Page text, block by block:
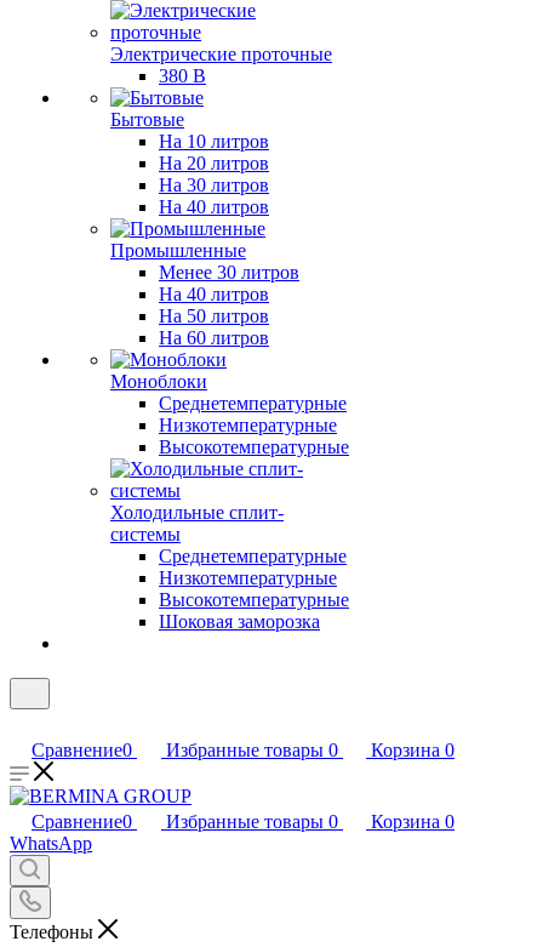
Электрические проточные
380 В
Бытовые
На 10 литров
На 20 литров
На 30 литров
На 40 литров
Промышленные
Менее 30 литров
На 40 литров
На 50 литров
На 60 литров
Моноблоки
Среднетемпературные
Низкотемпературные
Высокотемпературные
Холодильные сплит-
системы
Среднетемпературные
Низкотемпературные
Высокотемпературные
Шоковая заморозка
Сравнение0 Избранные товары 0 Корзина 0
Сравнение0 Избранные товары 0 Корзина 0
WhatsApp
Телефоны